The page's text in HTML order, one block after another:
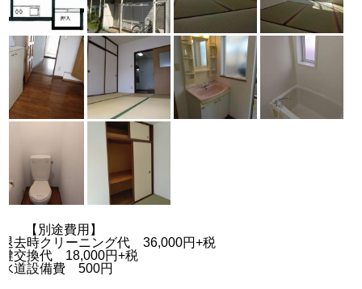
【別途費用】
退去時クリーニング代 36,000円+税
鍵交換代 18,000円+税
水道設備費 500円